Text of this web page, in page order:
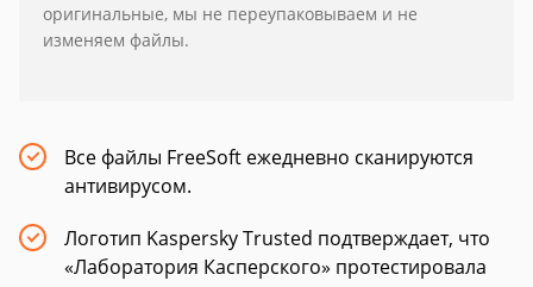
оригинальные, мы не переупаковываем и не
изменяем файлы.
Все файлы FreeSoft ежедневно сканируются
антивирусом.
Логотип Kaspersky Trusted подтверждает, что
«Лаборатория Касперского» протестировала